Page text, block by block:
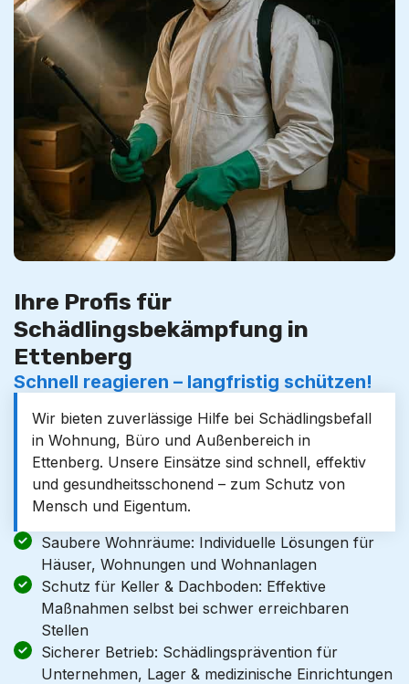
Ihre Profis für
Schädlingsbekämpfung in
Ettenberg
Schnell reagieren – langfristig schützen!
Wir bieten zuverlässige Hilfe bei Schädlingsbefall
in Wohnung, Büro und Außenbereich in
Ettenberg. Unsere Einsätze sind schnell, effektiv
und gesundheitsschonend – zum Schutz von
Mensch und Eigentum.
Saubere Wohnräume: Individuelle Lösungen für
Häuser, Wohnungen und Wohnanlagen
Schutz für Keller & Dachboden: Effektive
Maßnahmen selbst bei schwer erreichbaren
Stellen
Sicherer Betrieb: Schädlingsprävention für
Unternehmen, Lager & medizinische Einrichtungen